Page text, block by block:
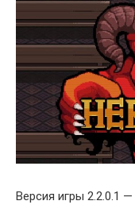
Версия игры 2.2.0.1 —